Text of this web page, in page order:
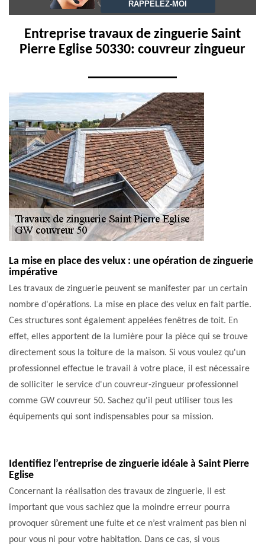
Entreprise travaux de zinguerie Saint
Pierre Eglise 50330: couvreur zingueur
La mise en place des velux : une opération de zinguerie
impérative
Les travaux de zinguerie peuvent se manifester par un certain
nombre d'opérations. La mise en place des velux en fait partie.
Ces structures sont également appelées fenêtres de toit. En
effet, elles apportent de la lumière pour la pièce qui se trouve
directement sous la toiture de la maison. Si vous voulez qu'un
professionnel effectue le travail à votre place, il est nécessaire
de solliciter le service d'un couvreur-zingueur professionnel
comme GW couvreur 50. Sachez qu'il peut utiliser tous les
équipements qui sont indispensables pour sa mission.
Identifiez l’entreprise de zinguerie idéale à Saint Pierre
Eglise
Concernant la réalisation des travaux de zinguerie, il est
important que vous sachiez que la moindre erreur pourra
provoquer sûrement une fuite et ce n’est vraiment pas bien ni
pour vous ni pour votre habitation. Dans ce cas, si vous